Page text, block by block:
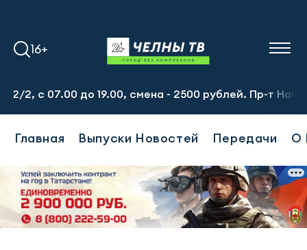
16+
с 07.00 до 19.00, смена - 2500 рублей. Пр-т
Главная Выпуски Новостей Передачи О